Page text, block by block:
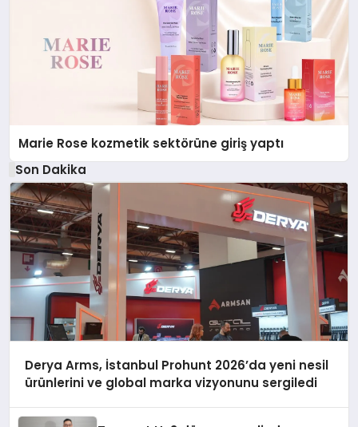
Marie Rose kozmetik sektörüne giriş yaptı
Son Dakika
Derya Arms, İstanbul Prohunt 2026’da yeni nesil
ürünlerini ve global marka vizyonunu sergiledi